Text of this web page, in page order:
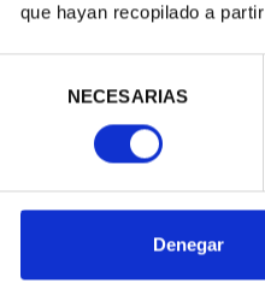
que hayan recopilado a
consentimiento
NECESARIAS
Denegar
CAPITALES
ORDENAR POR: